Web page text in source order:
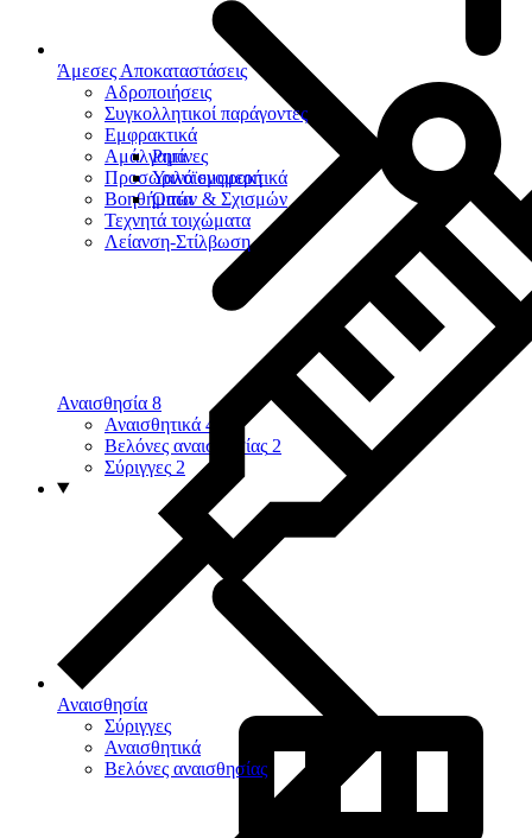
Άμεσες Αποκαταστάσεις
Αδροποιήσεις
Συγκολλητικοί παράγοντες
Εμφρακτικά
Ρητίνες
Υαλοϊονομερή
Οπών & Σχισμών
Αμάλγαμα
Προσωρινά εμφρακτικά
Βοηθήματα
Τεχνητά τοιχώματα
Λείανση-Στίλβωση
Αναισθησία
Σύριγγες
Αναισθητικά
Βελόνες αναισθησίας
Αναισθησία 8
Αναισθητικά 4
Βελόνες αναισθησίας 2
Σύριγγες 2